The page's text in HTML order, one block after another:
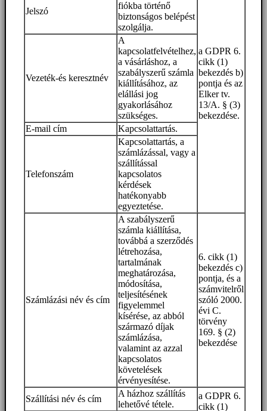
a GDPR 6.
cikk (1)
bekezdés b)
pontja és az
Elker tv.
13/A. § (3)
bekezdése.
Jelszó
fiókba történő
biztonságos belépést
szolgálja.
Vezeték-és keresztnév
A
kapcsolatfelvételhez,
a vásárláshoz, a
szabályszerű számla
kiállításához, az
elállási jog
gyakorlásához
szükséges.
E-mail cím
Kapcsolattartás.
Telefonszám
Kapcsolattartás, a
számlázással, vagy a
szállítással
kapcsolatos
kérdések
hatékonyabb
egyeztetése.
Számlázási név és cím
A szabályszerű
számla kiállítása,
továbbá a szerződés
létrehozása,
tartalmának
meghatározása,
módosítása,
teljesítésének
figyelemmel
kísérése, az abból
származó díjak
számlázása,
valamint az azzal
kapcsolatos
követelések
érvényesítése.
6. cikk (1)
bekezdés c)
pontja, és a
számvitelről
szóló 2000.
évi C.
törvény
169. § (2)
bekezdése
Szállítási név és cím
A házhoz szállítás
lehetővé tétele.
a GDPR 6.
cikk (1)